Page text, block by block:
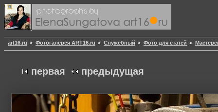
art16.ru Фотогалерея ART16.ru Служебный Фото для статей
первая предыдущая